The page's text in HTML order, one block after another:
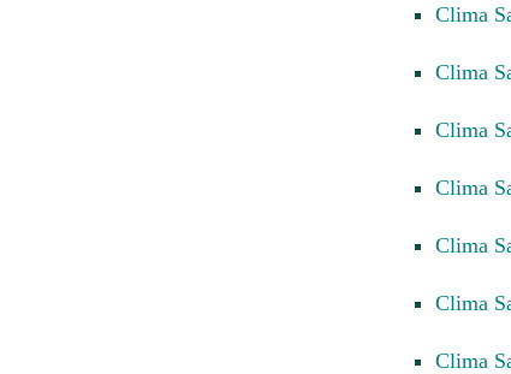
Clima
Clima
Clima
Clima
Clima
Clima
Clima